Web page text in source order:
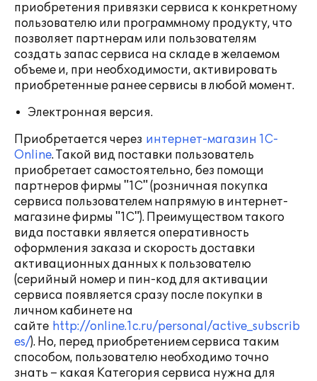
приобретения привязки сервиса к конкретному
пользователю или программному продукту, что
позволяет партнерам или пользователям
создать запас сервиса на складе в желаемом
объеме и, при необходимости, активировать
приобретенные ранее сервисы в любой момент.
Электронная версия.
Приобретается через интернет-магазин 1С-
Online. Такой вид поставки пользователь
приобретает самостоятельно, без помощи
партнеров фирмы "1С" (розничная покупка
сервиса пользователем напрямую в интернет-
магазине фирмы "1С"). Преимуществом такого
вида поставки является оперативность
оформления заказа и скорость доставки
активационных данных к пользователю
(серийный номер и пин-код для активации
сервиса появляется сразу после покупки в
личном кабинете на
сайте http://online.1c.ru/personal/active_subscrib
es/). Но, перед приобретением сервиса таким
способом, пользователю необходимо точно
знать – какая Категория сервиса нужна для